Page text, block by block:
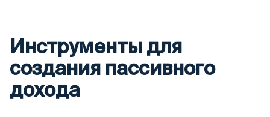
Инструменты для
создания пассивного
дохода